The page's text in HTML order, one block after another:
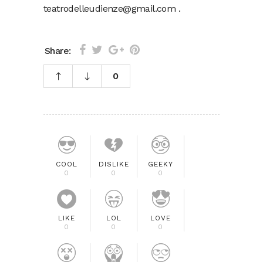
teatrodelleudienze@gmail.com .
Share:
0
COOL
0
DISLIKE
0
GEEKY
0
LIKE
0
LOL
0
LOVE
0